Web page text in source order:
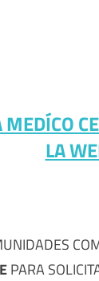
LA
PARA